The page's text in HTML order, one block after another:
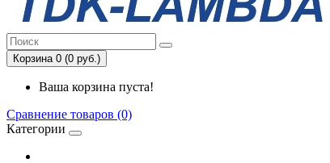
Корзина 0 (0 руб.)
Ваша корзина пуста!
Сравнение товаров (0)
Категории